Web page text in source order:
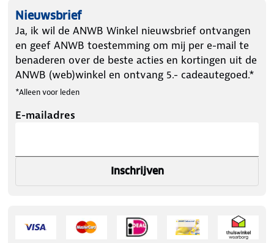
Nieuwsbrief
Ja, ik wil de ANWB Winkel nieuwsbrief ontvangen
en geef ANWB toestemming om mij per e-mail te
benaderen over de beste acties en kortingen uit de
ANWB (web)winkel en ontvang 5.- cadeautegoed.*
*Alleen voor leden
E-mailadres
Inschrijven